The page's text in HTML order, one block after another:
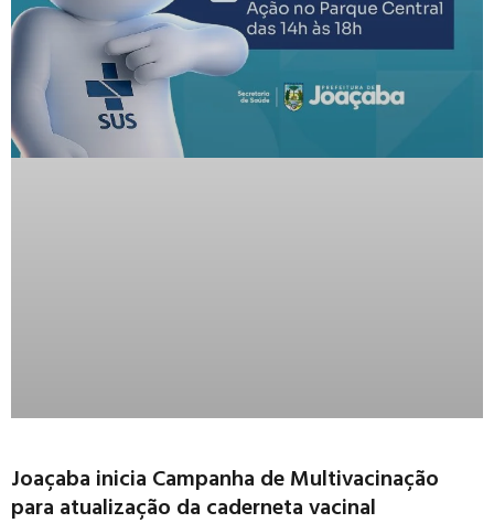
Joaçaba inicia Campanha de Multivacinação
para atualização da caderneta vacinal